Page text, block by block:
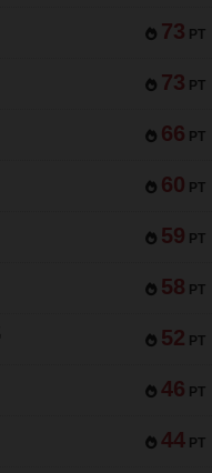
73 PT
73 PT
66 PT
60 PT
59 PT
58 PT
52 PT
46 PT
44 PT